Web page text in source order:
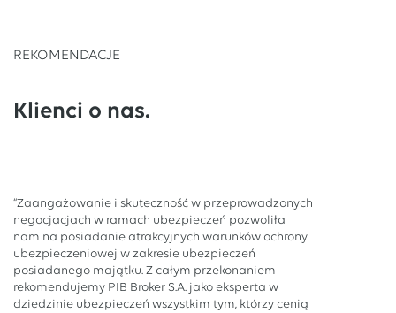
REKOMENDACJE
Klienci o nas.
“Zaangażowanie i skuteczność w przeprowadzonych
negocjacjach w ramach ubezpieczeń pozwoliła
nam na posiadanie atrakcyjnych warunków ochrony
ubezpieczeniowej w zakresie ubezpieczeń
posiadanego majątku. Z całym przekonaniem
rekomendujemy PIB Broker S.A. jako eksperta w
dziedzinie ubezpieczeń wszystkim tym, którzy cenią